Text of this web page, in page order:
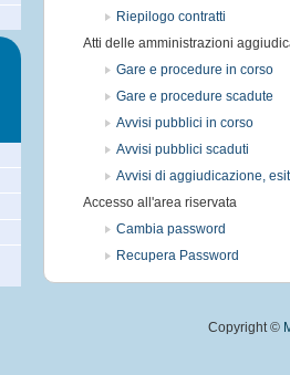
Riepilogo contratti
Atti delle amministrazioni
Gare e procedure in corso
Gare e procedure scadute
Avvisi pubblici in corso
Avvisi pubblici scaduti
Avvisi di aggiudicazione,
Accesso all'area riservata
Cambia password
Recupera Password
Copyright ©